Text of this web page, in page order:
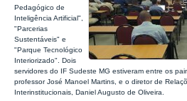
Pedagógico de
Inteligência Artificial",
"Parcerias
Sustentáveis" e
"Parque Tecnológico
Interiorizado". Dois
servidores do IF Sudeste MG estiveram entre os
professor José Manoel Martins, e o diretor de
Interinstitucionais, Daniel Augusto de Oliveira.